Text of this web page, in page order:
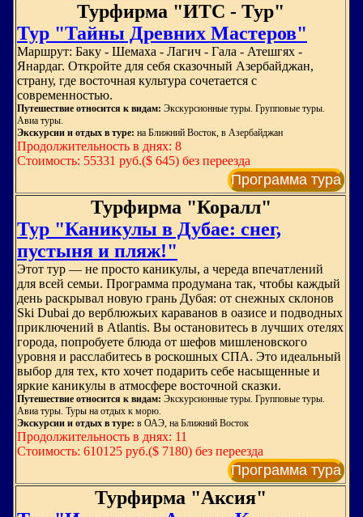
Турфирма "ИТС - Тур"
Тур "Тайны Древних Мастеров"
Маршрут: Баку - Шемаха - Лагич - Гала - Атешгях -
Янардаг. Откройте для себя сказочный Азербайджан,
страну, где восточная культура сочетается с
современностью.
Путешествие относится к видам: Экскурсионные туры. Групповые туры.
Авиа туры.
Экскурсии и отдых в туре: на Ближний Восток, в Азербайджан
Продолжительность в днях: 8
Стоимость: 55331 руб.($ 645) без переезда
Программа тура
Турфирма "Коралл"
Тур "Каникулы в Дубае: снег,
пустыня и пляж!"
Этот тур — не просто каникулы, а череда впечатлений
для всей семьи. Программа продумана так, чтобы каждый
день раскрывал новую грань Дубая: от снежных склонов
Ski Dubai до верблюжьих караванов в оазисе и подводных
приключений в Atlantis. Вы остановитесь в лучших отелях
города, попробуете блюда от шефов мишленовского
уровня и расслабитесь в роскошных СПА. Это идеальный
выбор для тех, кто хочет подарить себе насыщенные и
яркие каникулы в атмосфере восточной сказки.
Путешествие относится к видам: Экскурсионные туры. Групповые туры.
Авиа туры. Туры на отдых к морю.
Экскурсии и отдых в туре: в ОАЭ, на Ближний Восток
Продолжительность в днях: 11
Стоимость: 610125 руб.($ 7180) без переезда
Программа тура
Турфирма "Аксия"